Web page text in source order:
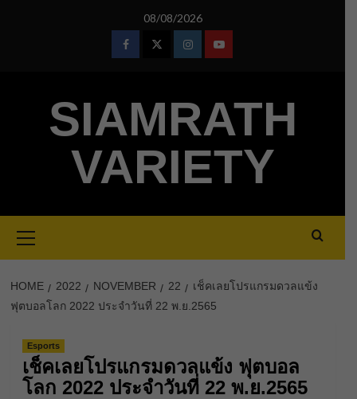
08/08/2026
FacebookTwitterInstagramYoutube
SIAMRATH
VARIETY
Menu
HOME 2022 NOVEMBER 22
เช็คเลยโปรแกรมดวลแข้ง
ฟุตบอลโลก 2022 ประจำวันที่ 22 พ.ย.2565
Esports
เช็คเลยโปรแกรมดวลแข้ง ฟุตบอล
โลก 2022 ประจำวันที่ 22 พ.ย.2565